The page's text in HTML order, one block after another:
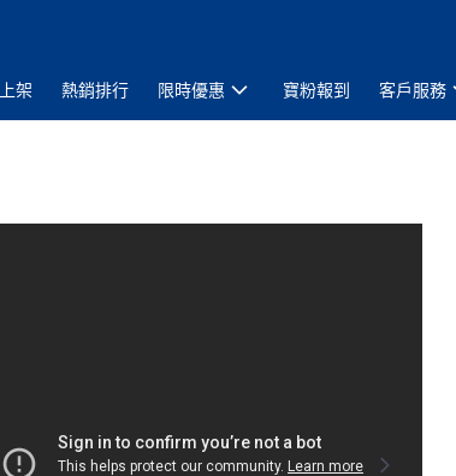
架 熱銷排行 限時優惠 寶粉報到 客戶服務